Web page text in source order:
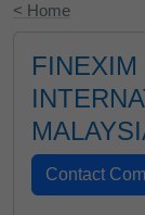
< Home
FINEXIM